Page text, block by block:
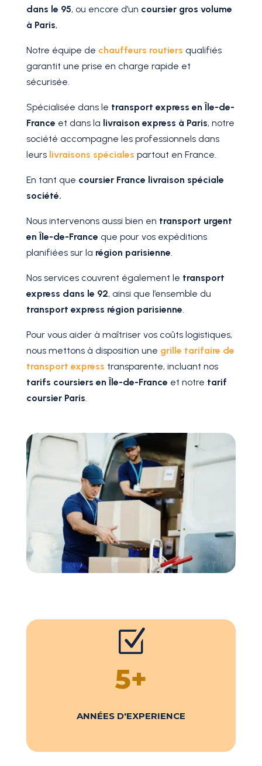
dans le 95, ou encore d’un coursier gros volume
à Paris,
Notre équipe de chauffeurs routiers qualifiés
garantit une prise en charge rapide et
sécurisée.
Spécialisée dans le transport express en Île-de-
France et dans la livraison express à Paris, notre
société accompagne les professionnels dans
leurs livraisons spéciales partout en France.
En tant que coursier France livraison spéciale
société.
Nous intervenons aussi bien en transport urgent
en Île-de-France que pour vos expéditions
planifiées sur la région parisienne.
Nos services couvrent également le transport
express dans le 92, ainsi que l’ensemble du
transport express région parisienne.
Pour vous aider à maîtriser vos coûts logistiques,
nous mettons à disposition une grille tarifaire de
transport express transparente, incluant nos
tarifs coursiers en Île-de-France et notre tarif
coursier Paris.
Z
5+
ANNÉES D'EXPERIENCE